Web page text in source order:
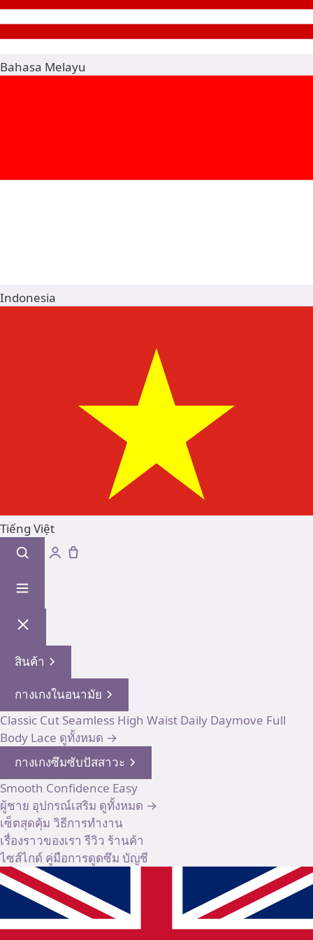
Bahasa Melayu
Indonesia
Tiếng Việt
สินค้า
กางเกงในอนามัย
Classic Cut Seamless High Waist Daily Daymove Full
Body Lace ดูทั้งหมด →
กางเกงซึมซับปัสสาวะ
Smooth Confidence Easy
ผู้ชาย อุปกรณ์เสริม ดูทั้งหมด →
เซ็ตสุดคุ้ม วิธีการทำงาน
เรื่องราวของเรา รีวิว ร้านค้า
ไซส์ไกด์ คู่มือการดูดซึม บัญชี